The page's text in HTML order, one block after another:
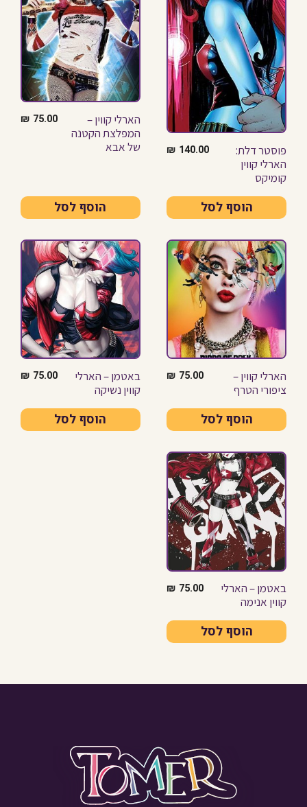
פוסטר דלת:
הארלי קווין
קומיקס
140.00
₪
הוסף לסל
הארלי קווין –
המפלצת הקטנה
של אבא
75.00
₪
הוסף לסל
הארלי קווין –
ציפורי הטרף
75.00
₪
הוסף לסל
באטמן – הארלי
קווין נשיקה
75.00
₪
הוסף לסל
באטמן – הארלי
קווין אנימה
75.00
₪
הוסף לסל